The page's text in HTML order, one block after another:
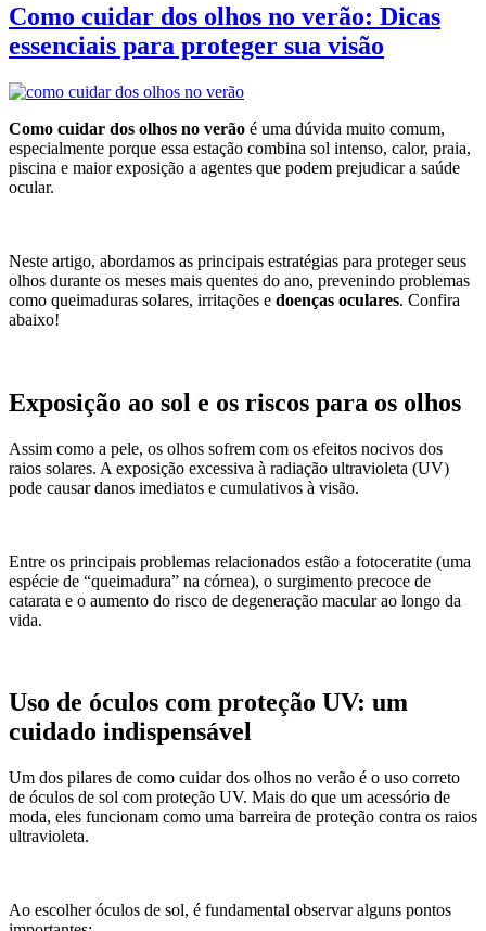
Como cuidar dos olhos no verão: Dicas
essenciais para proteger sua visão
Como cuidar dos olhos no verão é uma dúvida muito comum,
especialmente porque essa estação combina sol intenso, calor, praia,
piscina e maior exposição a agentes que podem prejudicar a saúde
ocular.
Neste artigo, abordamos as principais estratégias para proteger seus
olhos durante os meses mais quentes do ano, prevenindo problemas
como queimaduras solares, irritações e doenças oculares. Confira
abaixo!
Exposição ao sol e os riscos para os olhos
Assim como a pele, os olhos sofrem com os efeitos nocivos dos
raios solares. A exposição excessiva à radiação ultravioleta (UV)
pode causar danos imediatos e cumulativos à visão.
Entre os principais problemas relacionados estão a fotoceratite (uma
espécie de “queimadura” na córnea), o surgimento precoce de
catarata e o aumento do risco de degeneração macular ao longo da
vida.
Uso de óculos com proteção UV: um
cuidado indispensável
Um dos pilares de como cuidar dos olhos no verão é o uso correto
de óculos de sol com proteção UV. Mais do que um acessório de
moda, eles funcionam como uma barreira de proteção contra os raios
ultravioleta.
Ao escolher óculos de sol, é fundamental observar alguns pontos